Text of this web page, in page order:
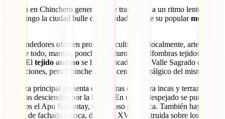
La vida en Chinchero generalmente transcurre a un ritmo lento, pero
el domingo la ciudad bulle de actividad durante su popularmercado
Los vendedores ofrecen productos cultivados localmente, artesanías
y, sobre todo, mantas, ponchos, cinturones y alfombras tejidos a
mano. El tejido andino se ha practicado en el Valle Sagrado durante
generaciones, pero Chinchero es el centro neurálgico del mismo.
Su plaza principal presenta estructuras de piedra incas y terrazas
agrícolas descienden por la ladera. En un día despejado se puede ver
a lo lejos el Apu Salkantay, un famoso pico inca. También hay una
iglesia, de fachada blanca, del siglo XVI, construida sobre los